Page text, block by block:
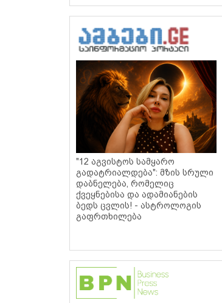
"12 აგვისტოს სამყარო
გადატრიალდება": მზის სრული
დაბნელება, რომელიც
ქვეყნებისა და ადამიანების
ბედს ცვლის! - ასტროლოგის
გაფრთხილება